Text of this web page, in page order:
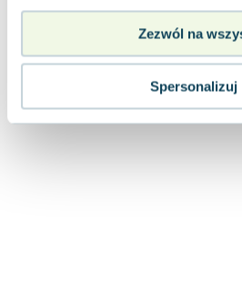
Zezwól na
Spersonalizuj
Lorraine Warren
Lucinda Riley